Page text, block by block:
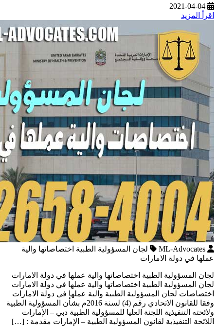
2021-04-04
اقرأ المزيد
ML-Advocates
لجان المسؤولية الطبية اختصاصاتها والية
عملها في دولة الامارات
لجان المسؤولية الطبية اختصاصاتها والية عملها في دولة الامارات
لجان المسؤولية الطبية اختصاصاتها والية عملها في دولة الامارات
اختصاصات لجان المسؤولية الطبية والية عملها في دولة الامارات
وفقا للقانون الاتحادي رقم (4) لسنة 2016م بشأن المسؤولية الطبية
ولائحته التنفيذية اللجنة العليا للمسؤولية الطبية دبي – الإمارات
اللائحة التنفيذية لقانون المسؤولية الطبية – الإمارات مقدمة : […]